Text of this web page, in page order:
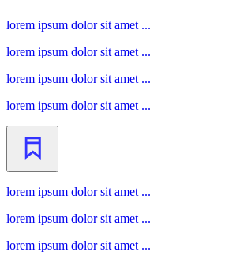
lorem ipsum dolor sit amet ...
lorem ipsum dolor sit amet ...
lorem ipsum dolor sit amet ...
lorem ipsum dolor sit amet ...
lorem ipsum dolor sit amet ...
lorem ipsum dolor sit amet ...
lorem ipsum dolor sit amet ...